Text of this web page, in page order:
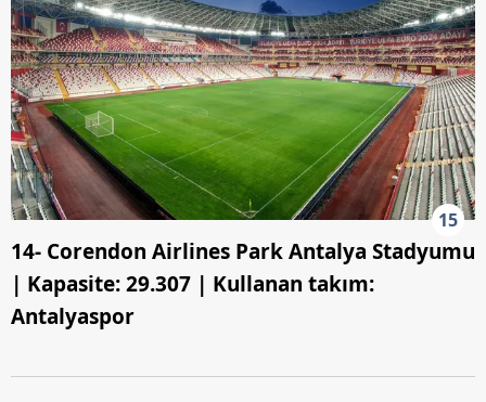
15
14- Corendon Airlines Park Antalya Stadyumu
| Kapasite: 29.307 | Kullanan takım:
Antalyaspor